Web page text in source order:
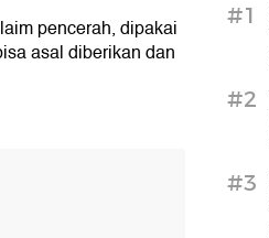
pencerah, dipakai
asal diberikan dan
#1
#2
#3